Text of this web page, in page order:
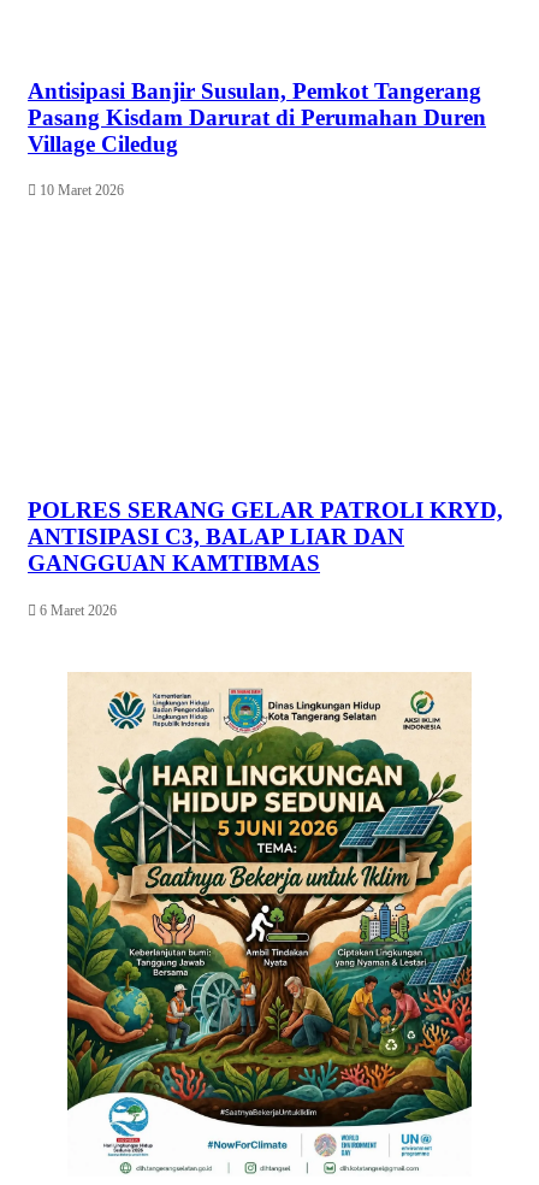
Antisipasi Banjir Susulan, Pemkot Tangerang
Pasang Kisdam Darurat di Perumahan Duren
Village Ciledug
10 Maret 2026
POLRES SERANG GELAR PATROLI KRYD,
ANTISIPASI C3, BALAP LIAR DAN
GANGGUAN KAMTIBMAS
6 Maret 2026